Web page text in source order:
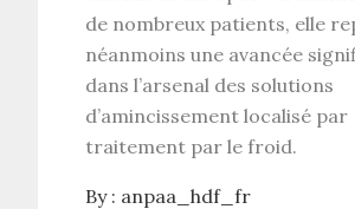
de nombreux patients, elle
néanmoins une avancée
dans l’arsenal des solutions
d’amincissement localisé par
traitement par le froid.
By : anpaa_hdf_fr